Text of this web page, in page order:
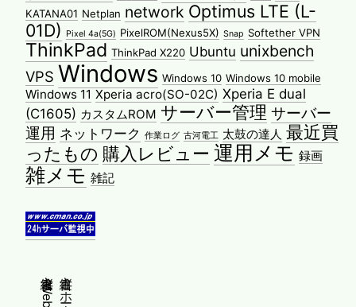
KATANA01 Netplan network Optimus LTE (L-
01D)
Pixel 4a(5G) PixelROM(Nexus5X) Snap Softether VPN
ThinkPad ThinkPad X220 Ubuntu unixbench
VPS Windows Windows 10 Windows 10 mobile
Windows 11 Xperia acro(SO-02C) Xperia E dual
(C1605) カスタムROM サーバー管理 サーバー
運用 ネットワーク 作業ログ 古河電工 太鼓の達人 最近買
ったもの 購入レビュー 運用メモ 録画
雑メモ 雑記
縦書きWeb普及委員会